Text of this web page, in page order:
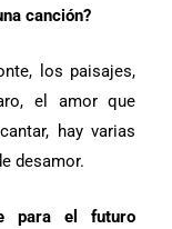
canción?
los paisajes,
el amor que
hay varias
desamor.
para el futuro